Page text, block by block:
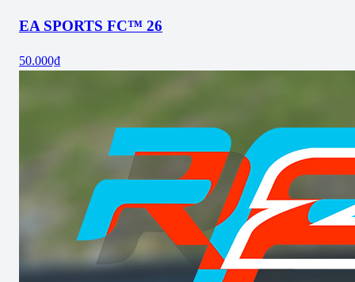
EA SPORTS FC™ 26
50.000₫